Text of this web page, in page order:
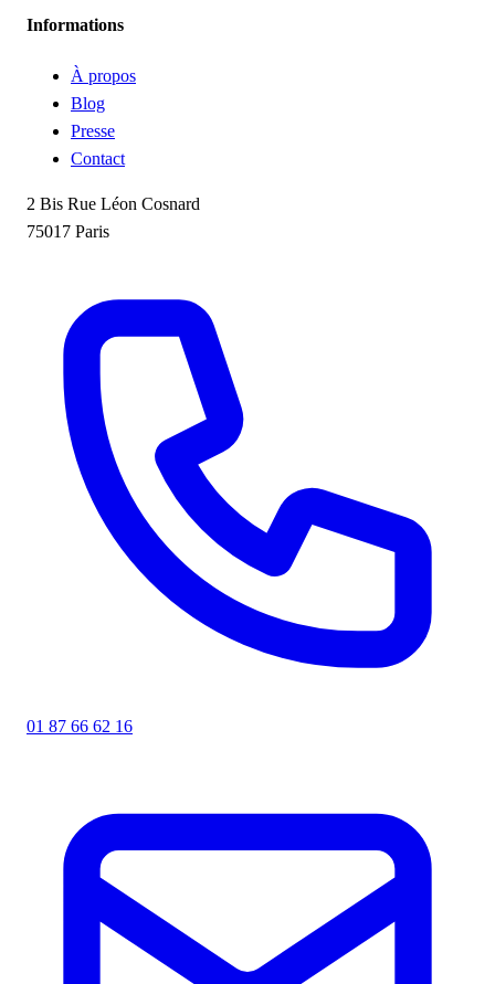
Informations
À propos
Blog
Presse
Contact
2 Bis Rue Léon Cosnard
75017 Paris
01 87 66 62 16